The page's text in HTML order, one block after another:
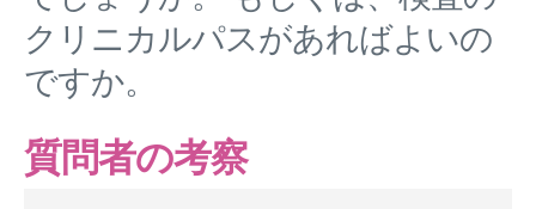
クリニカルパスがあればよいの
ですか。
質問者の考察